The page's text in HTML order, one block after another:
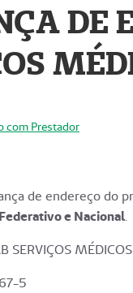
DE
com Prestador
de endereço do
e Nacional.
SERVIÇOS
5